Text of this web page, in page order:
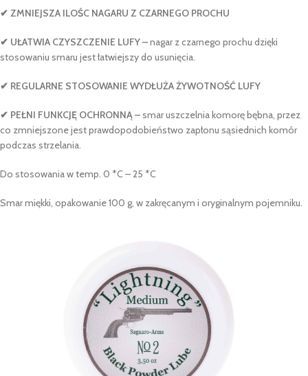
✔ ZMNIEJSZA ILOŚC NAGARU Z CZARNEGO PROCHU
✔ UŁATWIA CZYSZCZENIE LUFY –nagar z czarnego prochu dzięki
stosowaniu smaru jest łatwiejszy do usunięcia.
✔ REGULARNE STOSOWANIE WYDŁUŻA ŻYWOTNOŚĆ LUFY
✔ PEŁNI FUNKCJĘ OCHRONNĄ –smar uszczelnia komorę bębna, przez
co zmniejszone jest prawdopodobieństwo zapłonu sąsiednich komór
podczas strzelania.
Do stosowania w temp. 0 *C – 25 *C
Smar miękki, opakowanie 100 g, w zakręcanym i oryginalnym pojemniku.